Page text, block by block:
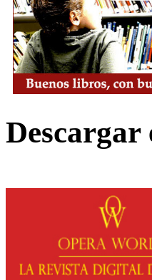
Descargar